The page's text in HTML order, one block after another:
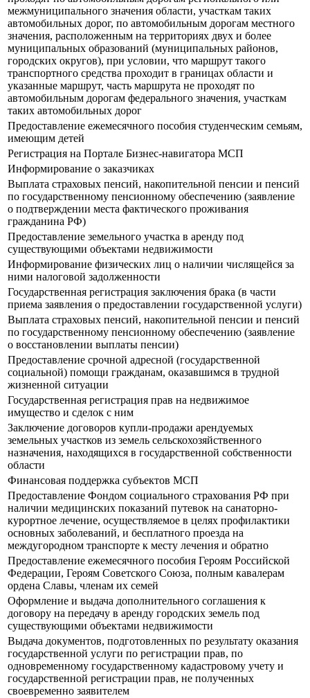
межмуниципального значения области, участкам таких
автомобильных дорог, по автомобильным дорогам местного
значения, расположенным на территориях двух и более
муниципальных образований (муниципальных районов,
городских округов), при условии, что маршрут такого
транспортного средства проходит в границах области и
указанные маршрут, часть маршрута не проходят по
автомобильным дорогам федерального значения, участкам
таких автомобильных дорог
Предоставление ежемесячного пособия студенческим семьям,
имеющим детей
Регистрация на Портале Бизнес-навигатора МСП
Информирование о заказчиках
Выплата страховых пенсий, накопительной пенсии и пенсий
по государственному пенсионному обеспечению (заявление
о подтверждении места фактического проживания
гражданина РФ)
Предоставление земельного участка в аренду под
существующими объектами недвижимости
Информирование физических лиц о наличии числящейся за
ними налоговой задолженности
Государственная регистрация заключения брака (в части
приема заявления о предоставлении государственной услуги)
Выплата страховых пенсий, накопительной пенсии и пенсий
по государственному пенсионному обеспечению (заявление
о восстановлении выплаты пенсии)
Предоставление срочной адресной (государственной
социальной) помощи гражданам, оказавшимся в трудной
жизненной ситуации
Государственная регистрация прав на недвижимое
имущество и сделок с ним
Заключение договоров купли-продажи арендуемых
земельных участков из земель сельскохозяйственного
назначения, находящихся в государственной собственности
области
Финансовая поддержка субъектов МСП
Предоставление Фондом социального страхования РФ при
наличии медицинских показаний путевок на санаторно-
курортное лечение, осуществляемое в целях профилактики
основных заболеваний, и бесплатного проезда на
междугородном транспорте к месту лечения и обратно
Предоставление ежемесячного пособия Героям Российской
Федерации, Героям Советского Союза, полным кавалерам
ордена Славы, членам их семей
Оформление и выдача дополнительного соглашения к
договору на передачу в аренду городских земель под
существующими объектами недвижимости
Выдача документов, подготовленных по результату оказания
государственной услуги по регистрации прав, по
одновременному государственному кадастровому учету и
государственной регистрации прав, не полученных
своевременно заявителем